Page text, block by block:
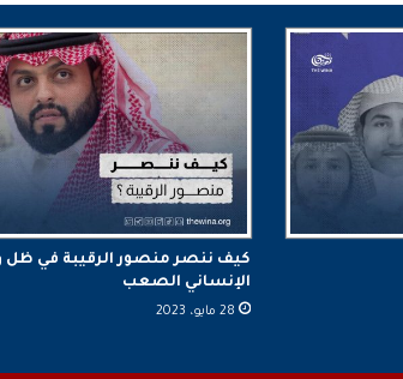
كيف ننصر منصور الرقيبة في
الإنساني الصعب
28 مايو، 2023